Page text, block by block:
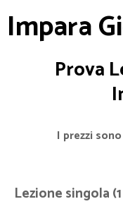
Impara
Prova
I prezzi
Lezione singola